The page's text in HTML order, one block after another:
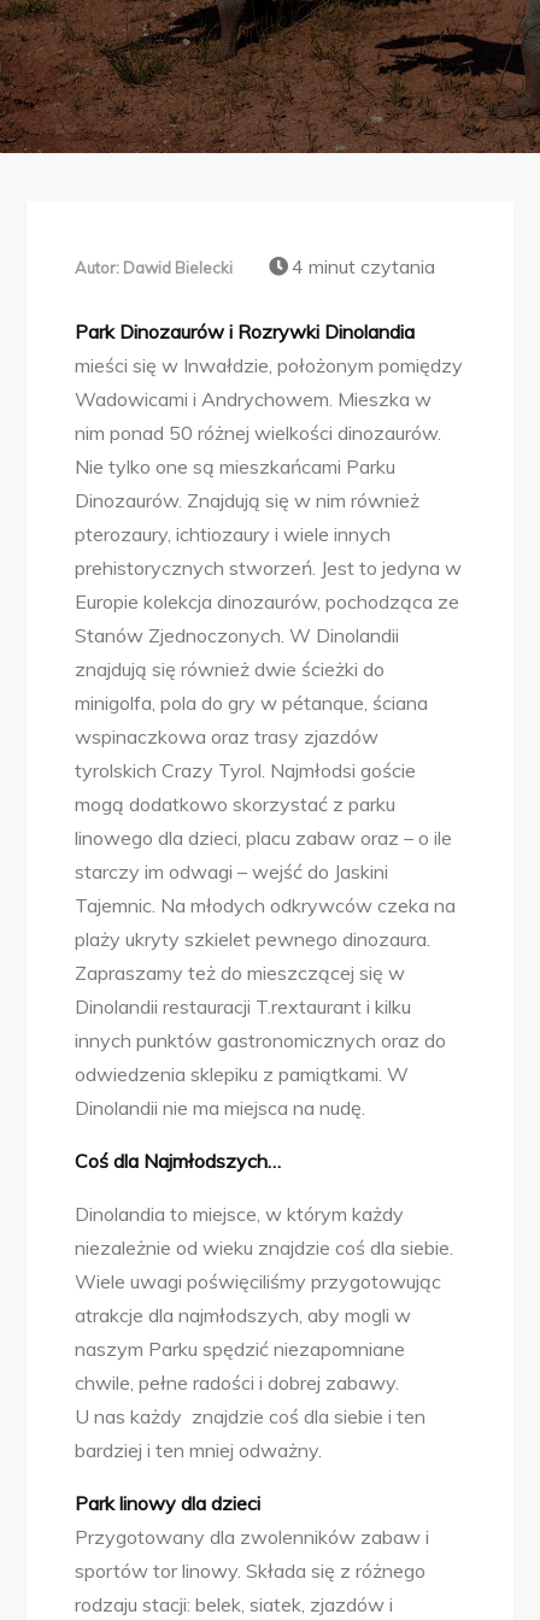
Autor: Dawid Bielecki 4 minut czytania
Park Dinozaurów i Rozrywki Dinolandia
mieści się w Inwałdzie, położonym pomiędzy
Wadowicami i Andrychowem. Mieszka w
nim ponad 50 różnej wielkości dinozaurów.
Nie tylko one są mieszkańcami Parku
Dinozaurów. Znajdują się w nim również
pterozaury, ichtiozaury i wiele innych
prehistorycznych stworzeń. Jest to jedyna w
Europie kolekcja dinozaurów, pochodząca ze
Stanów Zjednoczonych. W Dinolandii
znajdują się również dwie ścieżki do
minigolfa, pola do gry w pétanque, ściana
wspinaczkowa oraz trasy zjazdów
tyrolskich Crazy Tyrol. Najmłodsi goście
mogą dodatkowo skorzystać z parku
linowego dla dzieci, placu zabaw oraz – o ile
starczy im odwagi – wejść do Jaskini
Tajemnic. Na młodych odkrywców czeka na
plaży ukryty szkielet pewnego dinozaura.
Zapraszamy też do mieszczącej się w
Dinolandii restauracji T.rextaurant i kilku
innych punktów gastronomicznych oraz do
odwiedzenia sklepiku z pamiątkami. W
Dinolandii nie ma miejsca na nudę.
Coś dla Najmłodszych…
Dinolandia to miejsce, w którym każdy
niezależnie od wieku znajdzie coś dla siebie.
Wiele uwagi poświęciliśmy przygotowując
atrakcje dla najmłodszych, aby mogli w
naszym Parku spędzić niezapomniane
chwile, pełne radości i dobrej zabawy.
U nas każdy znajdzie coś dla siebie i ten
bardziej i ten mniej odważny.
Park linowy dla dzieci
Przygotowany dla zwolenników zabaw i
sportów tor linowy. Składa się z różnego
rodzaju stacji: belek, siatek, zjazdów i